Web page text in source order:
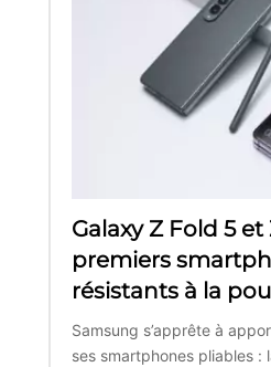
Galaxy Z Fold 5
premiers
résistants à la
Samsung s’apprête à
ses smartphones pliables :